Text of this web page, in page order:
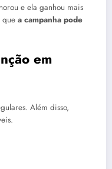
e ela ganhou mais
que a campanha pode
em
Além disso,